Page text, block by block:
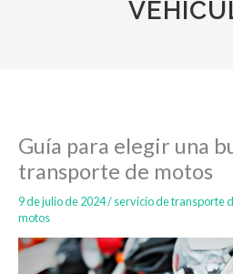
Guía para elegir una
transporte de motos
9 de julio de 2024/servicio de transporte
motos